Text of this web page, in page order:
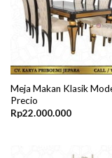
Meja Makan Klasik
Precio
Rp22.000.000